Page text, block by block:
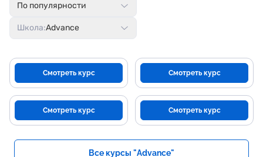
Школа:Advance
По популярности
Смотреть курс Смотреть курс
Смотреть курс Смотреть курс
Все курсы "Advance"